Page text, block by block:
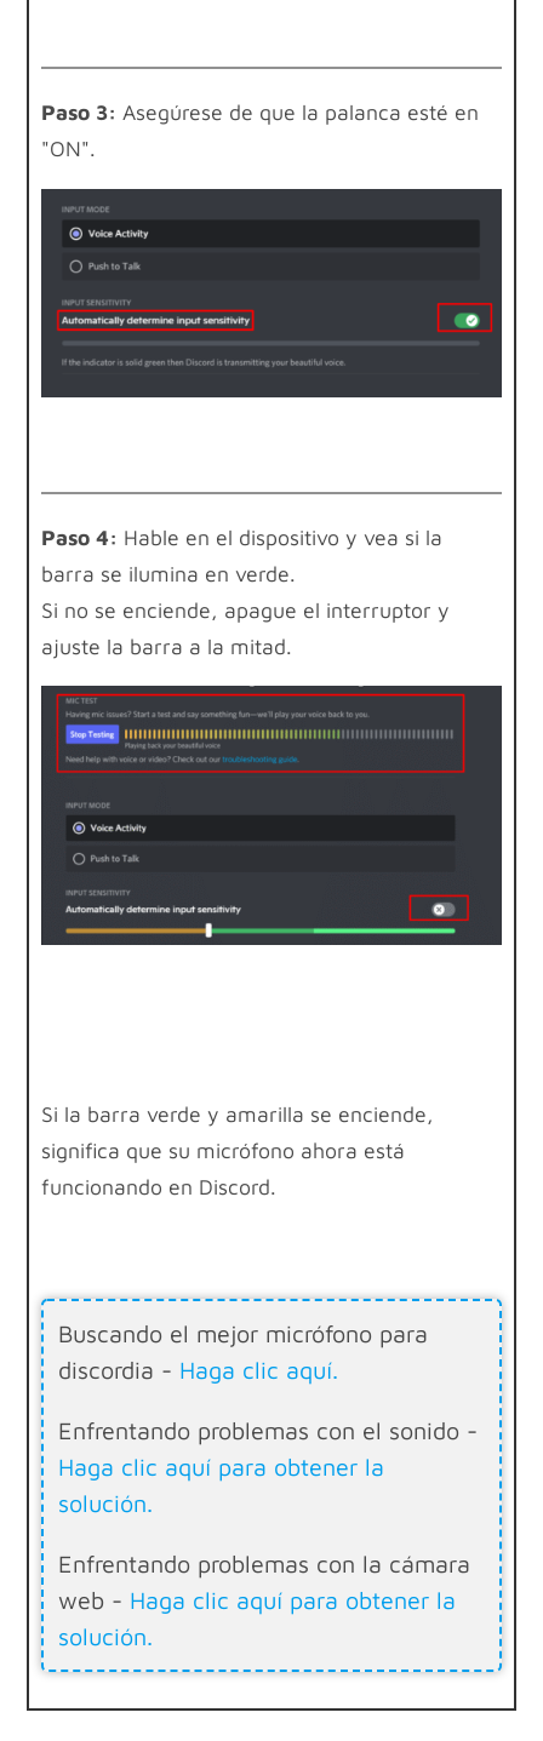
Paso 3: Asegúrese de que la palanca esté en
"ON".
Paso 4: Hable en el dispositivo y vea si la
barra se ilumina en verde.
Si no se enciende, apague el interruptor y
ajuste la barra a la mitad.
Si la barra verde y amarilla se enciende,
significa que su micrófono ahora está
funcionando en Discord.
Buscando el mejor micrófono para
discordia - Haga clic aquí.
Enfrentando problemas con el sonido -
Haga clic aquí para obtener la
solución.
Enfrentando problemas con la cámara
web - Haga clic aquí para obtener la
solución.